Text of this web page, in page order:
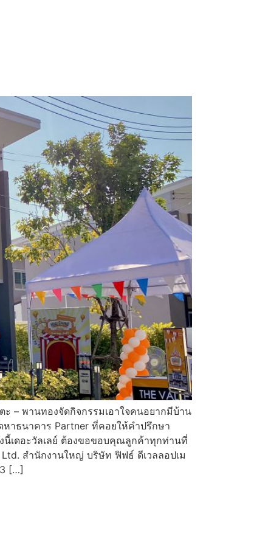
ะ – พานทองจัดกิจกรรมเอาใจคนอยากมีบ้าน
าธนาคาร Partner ที่คอยให้คำปรึกษา
นี้เดอะวัลเลย์ ต้องขอขอบคุณลูกค้าทุกท่านที่
Ltd. สำนักงานใหญ่ บริษัท ฟิฟธ์ ดีเวลลอปเม
[…]